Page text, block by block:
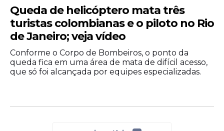
Queda de helicóptero mata três
turistas colombianas e o piloto no Rio
de Janeiro; veja vídeo
Conforme o Corpo de Bombeiros, o ponto da
queda fica em uma área de mata de difícil acesso,
que só foi alcançada por equipes especializadas.